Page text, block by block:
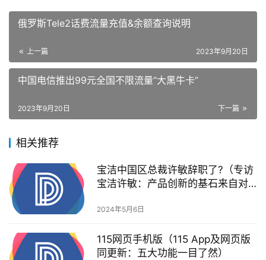
俄罗斯Tele2话费流量充值&余额查询说明
上一篇 2023年9月20日
中国电信推出99元全国不限流量“大黑牛卡”
下一篇
2023年9月20日
相关推荐
宝洁中国区总裁许敏辞职了?（专访
宝洁许敏：产品创新的基石来自对
2024年5月6日
115网页手机版（115 App及网页版
同更新：五大功能一目了然）